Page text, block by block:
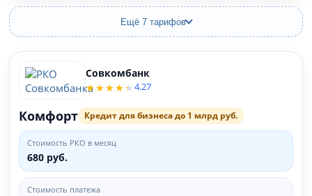
Ещё 7 тарифов
Совкомбанк
4.27
Комфорт Кредит для бизнеса до 1 млрд руб.
Стоимость РКО в месяц
680 руб.
Стоимость платежа